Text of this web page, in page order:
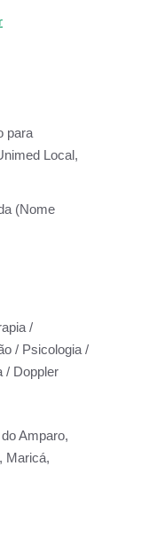
para
Local,
(Nome
/
/ Psicologia /
/ Doppler
Amparo,
Maricá,